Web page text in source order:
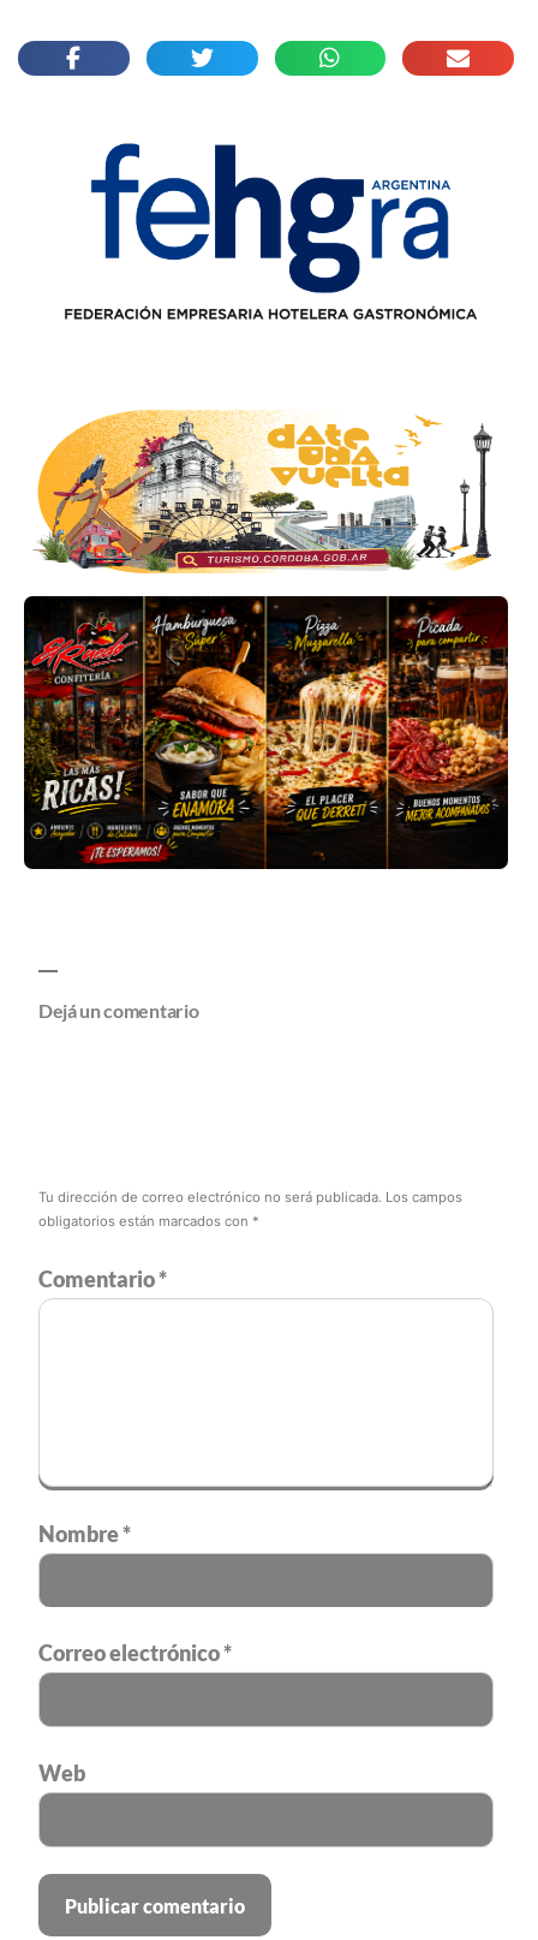
Dejá un comentario
Tu dirección de correo electrónico no será publicada. Los campos
obligatorios están marcados con *
Comentario*
Nombre*
Correo electrónico*
Web